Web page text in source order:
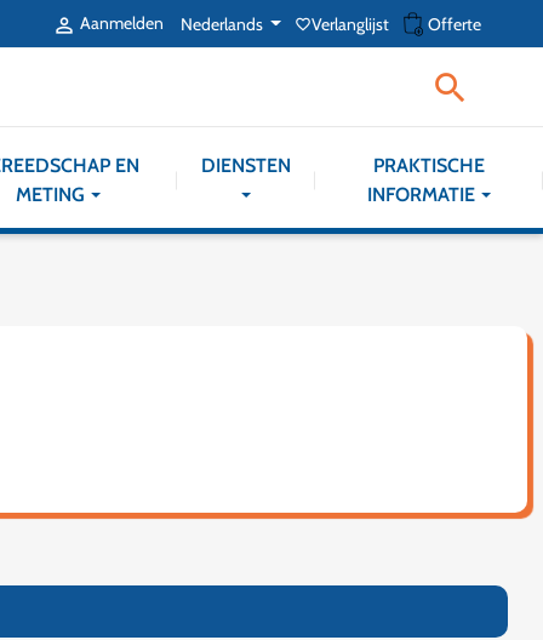
 Aanmelden Nederlands favorite_borderVerlanglijst shopping_cart Offerte

EN
METING
DIENSTEN
PRAKTISCHE
INFORMATIE